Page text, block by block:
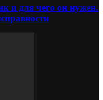
и для чего он нужен.